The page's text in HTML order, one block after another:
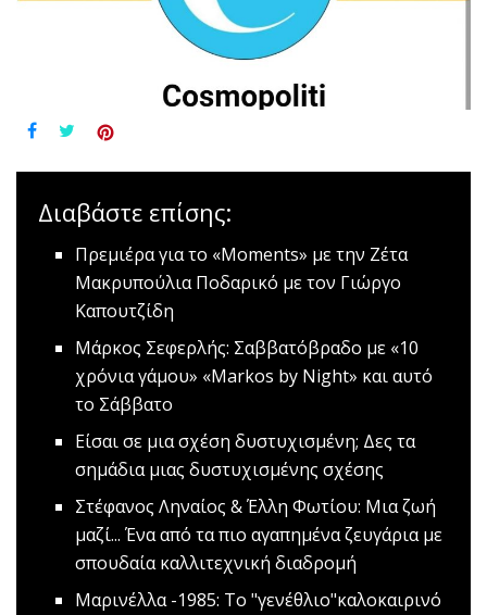
Διαβάστε επίσης:
Πρεμιέρα για το «Moments» με την Ζέτα
ΜακρυπούλιαΠοδαρικό με τον Γιώργο
Καπουτζίδη
Mάρκος Σεφερλής: Σαββατόβραδο με «10
χρόνια γάμου» «Markos by Night» και αυτό
το Σάββατο
Είσαι σε μια σχέση δυστυχισμένη; Δες τα
σημάδια μιας δυστυχισμένης σχέσης
Στέφανος Ληναίος & Έλλη Φωτίου: Μια ζωή
μαζί... Ένα από τα πιο αγαπημένα ζευγάρια με
σπουδαία καλλιτεχνική διαδρομή
Mαρινέλλα -1985: Το "γενέθλιο"καλοκαιρινό